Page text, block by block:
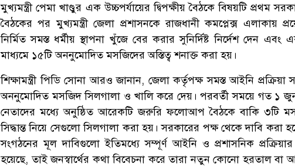
মুখ্যমন্ত্রী পেমা খাণ্ডুর এক উচ্চপর্যায়ের দ্বিপক্ষীয় বৈঠকে বিষয়টি প্রথম
বৈঠকের পর মুখ্যমন্ত্রী জেলা প্রশাসনকে রাজধানী কমপ্লেক্স এলাকায়
নির্মিত সমস্ত ধর্মীয় স্থাপনা খুঁজে বের করার সুনির্দিষ্ট নির্দেশ দেন
মাধ্যমে ১৫টি অননুমোদিত মসজিদের অস্তিত্ব শনাক্ত করা হয়।
শিক্ষামন্ত্রী পিডি সোনা আরও জানান, জেলা কর্তৃপক্ষ সমস্ত আইনি প্রক্রিয়া
অননুমোদিত মসজিদ সিলগালা ও খালি করে দেয়। পরবর্তী সময়ে গত ১ জুন
নেতাদের মধ্যে অনুষ্ঠিত আরেকটি জরুরি ফলোআপ বৈঠকে বাকি ৩টি
সিদ্ধান্ত নিয়ে সেগুলো সিলগালা করা হয়। সরকারের পক্ষ থেকে দাবি করা
সংগঠনের মূল দাবিগুলো ইতিমধ্যে সম্পূর্ণ আইনি ও প্রশাসনিক
হয়েছে, তাই জনস্বার্থের কথা বিবেচনা করে তারা নতুন কোনো হরতাল বা